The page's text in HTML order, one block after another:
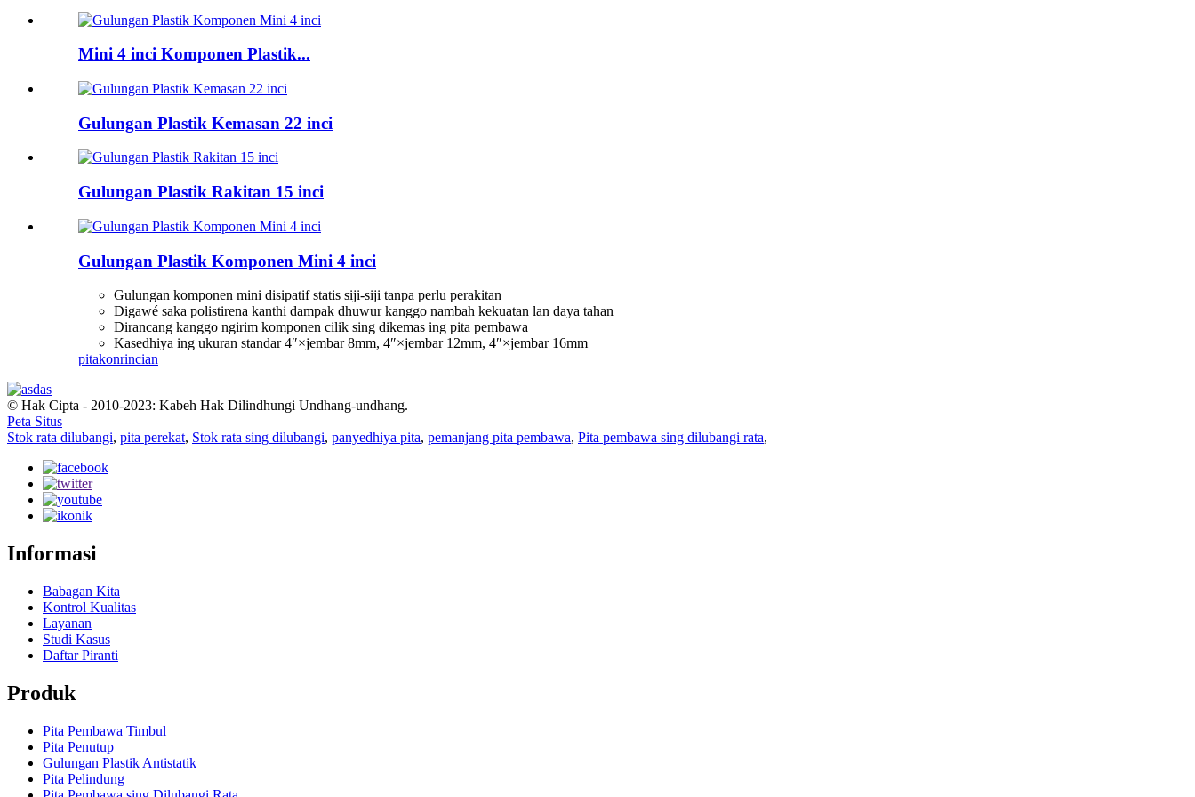
Mini 4 inci Komponen Plastik...
Gulungan Plastik Kemasan 22 inci
Gulungan Plastik Rakitan 15 inci
Gulungan Plastik Komponen Mini 4 inci
Gulungan komponen mini disipatif statis siji-siji tanpa perlu perakitan
Digawé saka polistirena kanthi dampak dhuwur kanggo nambah kekuatan lan daya tahan
Dirancang kanggo ngirim komponen cilik sing dikemas ing pita pembawa
Kasedhiya ing ukuran standar 4″×jembar 8mm, 4″×jembar 12mm, 4″×jembar 16mm
pitakonrincian
© Hak Cipta - 2010-2023: Kabeh Hak Dilindhungi Undhang-undhang.
Peta Situs
Stok rata dilubangi, pita perekat, Stok rata sing dilubangi, panyedhiya pita, pemanjang pita pembawa, Pita pembawa sing dilubangi rata,
Informasi
Babagan Kita
Kontrol Kualitas
Layanan
Studi Kasus
Daftar Piranti
Produk
Pita Pembawa Timbul
Pita Penutup
Gulungan Plastik Antistatik
Pita Pelindung